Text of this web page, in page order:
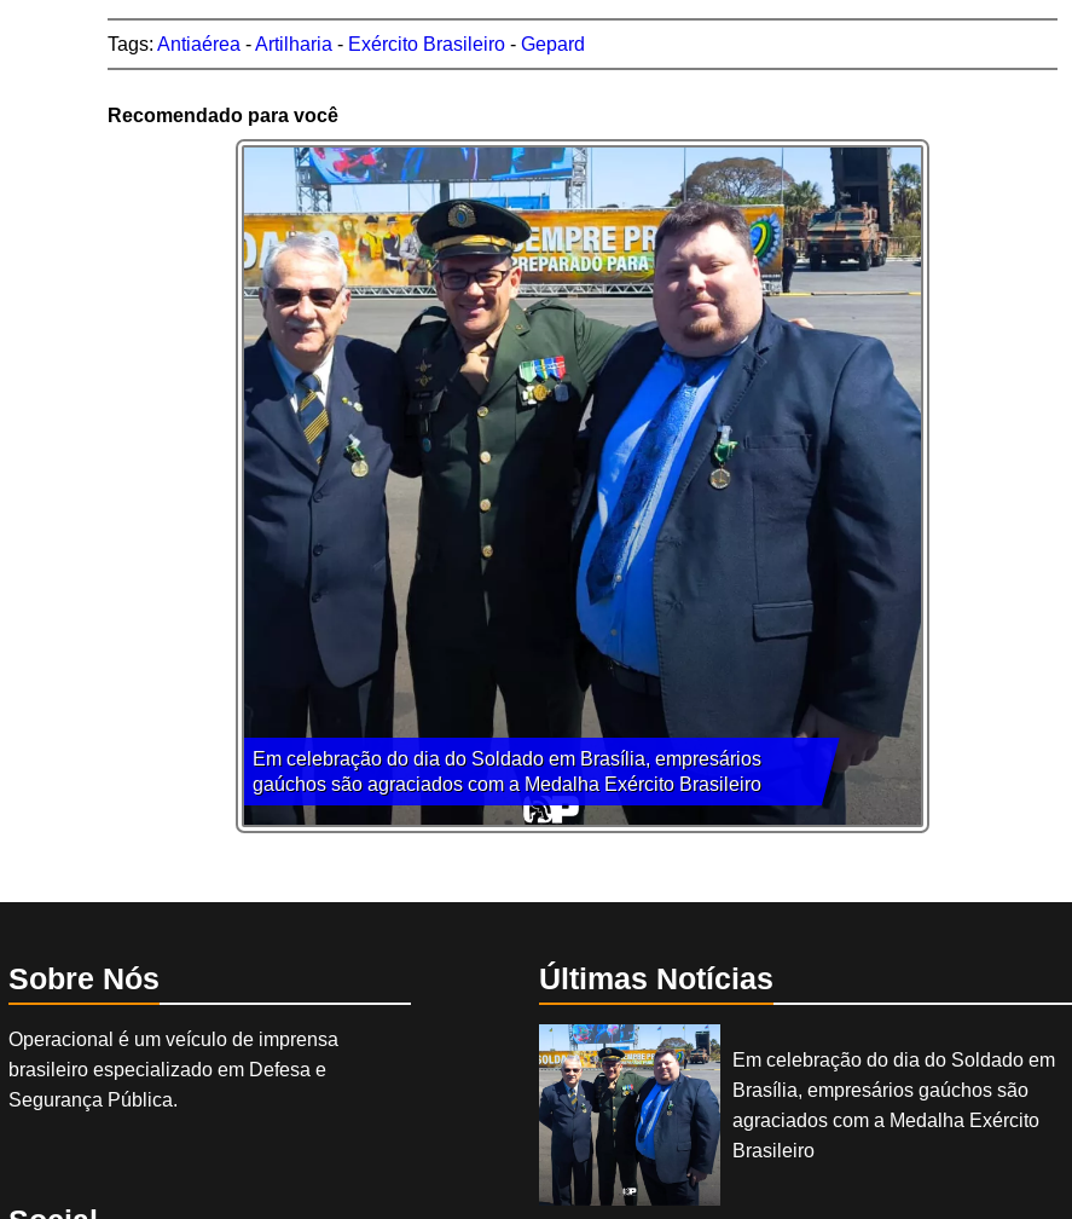
Tags: Antiaérea -Artilharia - Exército Brasileiro- Gepard
Recomendado para você
Em celebração do dia do Soldado em Brasília, empresários
gaúchos são agraciados com a Medalha Exército Brasileiro
Sobre Nós
Operacional é um veículo de imprensa
brasileiro especializado em Defesa e
Segurança Pública.
Últimas Notícias
Em celebração do dia do Soldado em
Brasília, empresários gaúchos são
agraciados com a Medalha Exército
Brasileiro